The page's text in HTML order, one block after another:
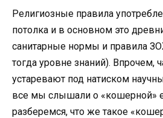
Религиозные правила
потолка и в основном это
санитарные нормы и правила
тогда уровне знаний). Впрочем,
устаревают под натиском
все мы слышали о «кошерной»
разберемся, что же такое